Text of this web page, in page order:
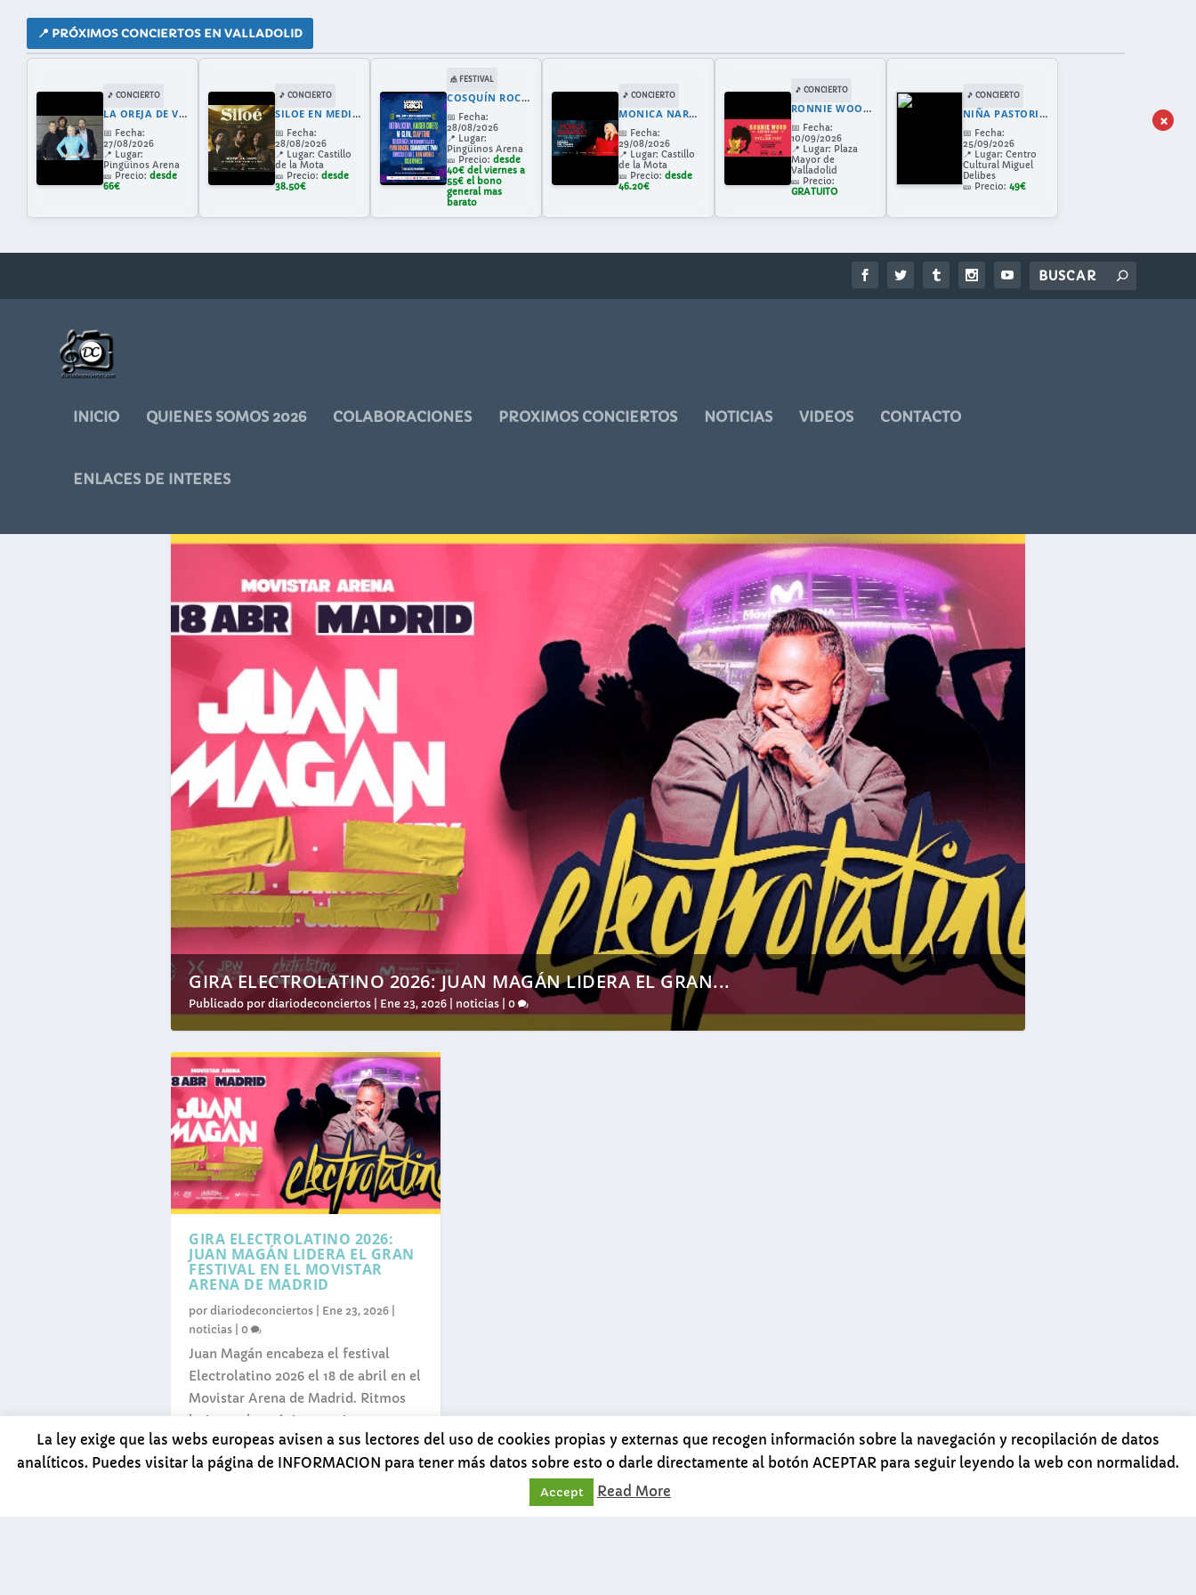
📍 PRÓXIMOS CONCIERTOS EN VALLADOLID
🎵 CONCIERTO
LA OREJA DE VAN GOGH EN VALLADOLID 2026: GIRA 30 ANIVERSARIO CON AMAIA MONTERO
📅 Fecha:
27/08/2026
📍 Lugar:
Pingüinos Arena
🎫 Precio: desde
66€
🎵 CONCIERTO
SILOE EN MEDINA DEL CAMPO
📅 Fecha:
28/08/2026
📍 Lugar: Castillo
de la Mota
🎫 Precio: desde
38.50€
🎪 FESTIVAL
COSQUÍN ROCK VALLADOLID 2026
📅 Fecha:
28/08/2026
📍 Lugar:
Pingüinos Arena
🎫 Precio: desde
40€ del viernes a
55€ el bono
general mas
barato
🎵 CONCIERTO
MONICA NARANJO EN MEDINA DEL CAMPO
📅 Fecha:
29/08/2026
📍 Lugar: Castillo
de la Mota
🎫 Precio: desde
46.20€
🎵 CONCIERTO
RONNIE WOOD VALLADOLID
📅 Fecha:
10/09/2026
📍 Lugar: Plaza
Mayor de
Valladolid
🎫 Precio:
GRATUITO
🎵 CONCIERTO
NIÑA PASTORI EN VALLADOLID 2026: CONCIERTO EN EL CENTRO CULTURAL MIGUEL DELIBES
📅 Fecha:
25/09/2026
📍 Lugar: Centro
Cultural Miguel
Delibes
🎫 Precio: 49€
×
INICIO QUIENES SOMOS 2026 COLABORACIONES PROXIMOS CONCIERTOS NOTICIAS VIDEOS CONTACTO
ENLACES DE INTERES
GIRA ELECTROLATINO 2026: JUAN MAGÁN LIDERA EL GRAN...
Publicado por diariodeconciertos Ene 23, 2026 noticias 0
GIRA ELECTROLATINO 2026:
JUAN MAGÁN LIDERA EL GRAN
FESTIVAL EN EL MOVISTAR
ARENA DE MADRID
por diariodeconciertos Ene 23, 2026
noticias
0
Juan Magán encabeza el festival
Electrolatino 2026 el 18 de abril en el
Movistar Arena de Madrid. Ritmos
latinos, electrónica y artistas por
confirmar.
La ley exige que las webs europeas avisen a sus lectores del uso de cookies propias y externas que recogen información sobre la navegación y recopilación de datos
analíticos. Puedes visitar la página de INFORMACION para tener más datos sobre esto o darle directamente al botón ACEPTAR para seguir leyendo la web con normalidad.
Accept Read More